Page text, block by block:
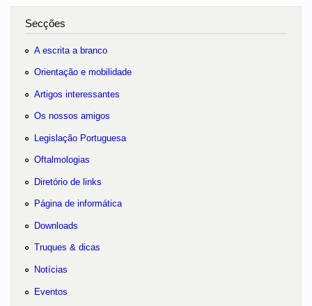
Secções
A escrita a branco
Orientação e mobilidade
Artigos interessantes
Os nossos amigos
Legislação Portuguesa
Oftalmologias
Diretório de links
Página de informática
Downloads
Truques & dicas
Notícias
Eventos